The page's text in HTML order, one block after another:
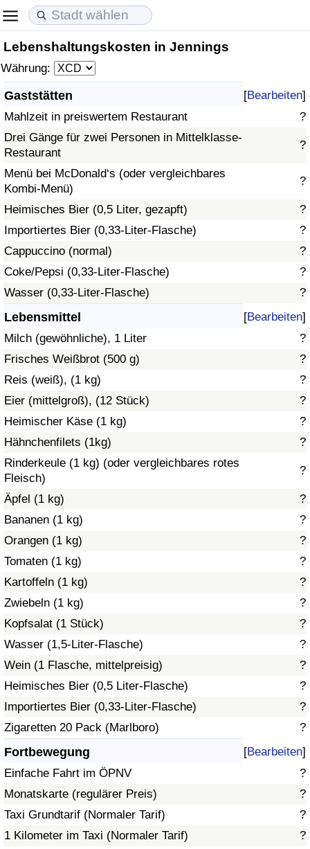
Lebenshaltungskosten in Jennings
Währung:
Gaststätten [Bearbeiten]
Mahlzeit in preiswertem Restaurant
?
Drei Gänge für zwei Personen in Mittelklasse-
Restaurant
?
Menü bei McDonald‘s (oder vergleichbares
Kombi-Menü)
?
Heimisches Bier (0,5 Liter, gezapft)
?
Importiertes Bier (0,33-Liter-Flasche)
?
Cappuccino (normal)
?
Coke/Pepsi (0,33-Liter-Flasche)
?
Wasser (0,33-Liter-Flasche)
?
Lebensmittel [Bearbeiten]
Milch (gewöhnliche), 1 Liter
?
Frisches Weißbrot (500 g)
?
Reis (weiß), (1 kg)
?
Eier (mittelgroß), (12 Stück)
?
Heimischer Käse (1 kg)
?
Hähnchenfilets (1kg)
?
Rinderkeule (1 kg) (oder vergleichbares rotes
Fleisch)
?
Äpfel (1 kg)
?
Bananen (1 kg)
?
Orangen (1 kg)
?
Tomaten (1 kg)
?
Kartoffeln (1 kg)
?
Zwiebeln (1 kg)
?
Kopfsalat (1 Stück)
?
Wasser (1,5-Liter-Flasche)
?
Wein (1 Flasche, mittelpreisig)
?
Heimisches Bier (0,5 Liter-Flasche)
?
Importiertes Bier (0,33-Liter-Flasche)
?
Zigaretten 20 Pack (Marlboro)
?
Fortbewegung [Bearbeiten]
Einfache Fahrt im ÖPNV
?
Monatskarte (regulärer Preis)
?
Taxi Grundtarif (Normaler Tarif)
?
1 Kilometer im Taxi (Normaler Tarif)
?
Lebenshaltungskosten
Lebenshaltungskosten-Index (aktuell)
Lebenshaltungskosten-Index
Lebenshaltungskosten-Index nach Land
in Akaba
Immobilienpreise
Immobilienpreis-Index (aktuell)
Immobilienpreis-Index
Immobilienpreis-Index nach Land
Lebensqualität
Lebensqualität-Index
Lebensqualität-Index (aktuell)
Lebensqualitätsindex nach Land
Kriminalität
Kriminalitäts-Index (aktuell)
Kriminalitäts-Index
Kriminalitätsindex nach Land
Gesundheitsversorgung
Gesundheitsversorgungs-Index (aktuell)
Gesundheitsversorgungs-Index
Gesundheitsversorgungs-Index nach Land
Umweltverschmutzung
Verschmutzungsindex
Umweltverschmutzungs-Index nach Land
Verkehr
Verkehrs-Index
Verkehrs-Index (aktuell)
Verkehrs-Index nach Land